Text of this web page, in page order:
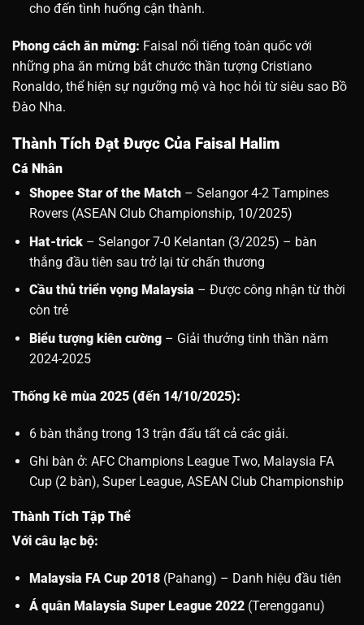
cho đến tình huống cận thành.
Phong cách ăn mừng: Faisal nổi tiếng toàn quốc với
những pha ăn mừng bắt chước thần tượng Cristiano
Ronaldo, thể hiện sự ngưỡng mộ và học hỏi từ siêu sao Bồ
Đào Nha.
Thành Tích Đạt Được Của Faisal Halim
Cá Nhân
Shopee Star of the Match– Selangor 4-2 Tampines
Rovers (ASEAN Club Championship, 10/2025)
Hat-trick– Selangor 7-0 Kelantan (3/2025) – bàn
thắng đầu tiên sau trở lại từ chấn thương
Cầu thủ triển vọng Malaysia – Được công nhận từ thời
còn trẻ
Biểu tượng kiên cường– Giải thưởng tinh thần năm
2024-2025
Thống kê mùa 2025 (đến 14/10/2025):
6 bàn thắng trong 13 trận đấu tất cả các giải.
Ghi bàn ở: AFC Champions League Two, Malaysia FA
Cup (2 bàn), Super League, ASEAN Club Championship
Thành Tích Tập Thể
Với câu lạc bộ:
Malaysia FA Cup 2018(Pahang) – Danh hiệu đầu tiên
Á quân Malaysia Super League 2022(Terengganu)